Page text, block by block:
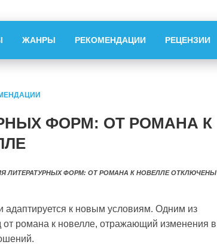
ЖАНРЫ РЕКОМЕНДАЦИИ РЕЦЕНЗИИ
ФОРМ: ОТ РОМАНА К
ЛИТЕРАТУРНЫХ ФОРМ: ОТ РОМАНА К НОВЕЛЛЕОТКЛЮЧЕНЫ
адаптируется к новым условиям. Одним из
романа к новелле, отражающий изменения в